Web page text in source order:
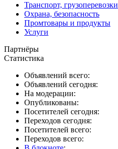
Транспорт, грузоперевозки
Охрана, безопасность
Промтовары и продукты
Услуги
Партнёры
Статистика
Объявлений всего:
Объявлений сегодня:
На модерации:
Опубликованы:
Посетителей сегодня:
Переходов сегодня:
Посетителей всего:
Переходов всего: